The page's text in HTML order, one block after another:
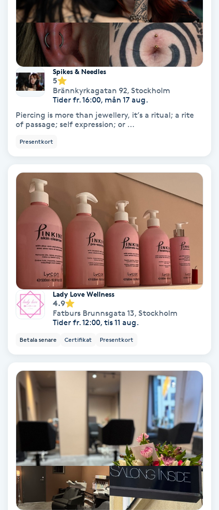
Microshading
Mixfransar
Nagelförlängning
Nagelförlängning silke
Nagelförstärkning
Nagelklippning
Nagelsvamp
Nageltrång
Naglar borttagning
Naglar reparation
Naprapati
Navelpiercing
NBE-massage
Ny frisyr
Spikes & Needles
5
Brännkyrkagatan 92, Stockholm
Tider fr. 16:00, mån 17 aug.
Piercing is more than jewellery, it’s a ritual; a rite
of passage; self expression; or ...
Presentkort
Lady Love Wellness
4.9
Fatburs Brunnsgata 13, Stockholm
Tider fr. 12:00, tis 11 aug.
Betala senare Certifikat Presentkort